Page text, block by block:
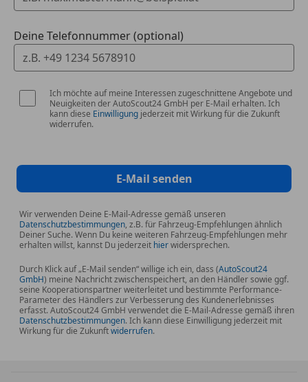
*MyKey-Schlüsselsystem - individuell
programmierbarer Zweitschlüssel
*Pre-Collision-Assist inkl. Auffahrwarnsystem (FA -
Forward Alert) mit Fußgänger- und Fahrraderkennun
*Reifen-Reparatur-Set
*Rücksitzbank, verschiebbar mit geteilt
umklappbarer Lehne
*Scheinwerfer-Abblendlicht mit
Ausschaltverzögerung
*Selektiver Fahrmodus-Schalter
*Sonnenblende mit beleuchteten Spiegel auf
Deine Telefonnummer (optional)
Ich möchte auf meine Interessen zugeschnittene Angebote und
Neuigkeiten der AutoScout24 GmbH per E-Mail erhalten. Ich
kann diese Einwilligung jederzeit mit Wirkung für die Zukunft
widerrufen.
E-Mail senden
Wir verwenden Deine E-Mail-Adresse gemäß unseren
Datenschutzbestimmungen, z.B. für Fahrzeug-Empfehlungen ähnlich
Deiner Suche. Wenn Du keine weiteren Fahrzeug-Empfehlungen mehr
erhalten willst, kannst Du jederzeit hierwidersprechen.
Durch Klick auf „E-Mail senden“ willige ich ein, dass (AutoScout24
GmbH) meine Nachricht zwischenspeichert, an den Händler sowie ggf.
seine Kooperationspartner weiterleitet und bestimmte Performance-
Parameter des Händlers zur Verbesserung des Kundenerlebnisses
erfasst. AutoScout24 GmbH verwendet die E-Mail-Adresse gemäß ihren
Datenschutzbestimmungen. Ich kann diese Einwilligung jederzeit mit
Wirkung für die Zukunftwiderrufen.